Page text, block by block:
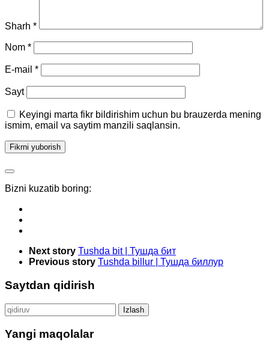
Sharh *
Nom *
E-mail *
Sayt
Keyingi marta fikr bildirishim uchun bu brauzerda mening
ismim, email va saytim manzili saqlansin.
Bizni kuzatib boring:
Next story Tushda bit | Тушда бит
Previous story Tushda billur | Тушда биллур
Saytdan qidirish
Qidirshish:
Yangi maqolalar